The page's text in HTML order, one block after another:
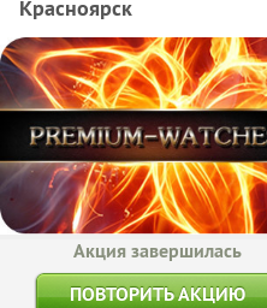
Красноярск
Акция завершилась
ПОВТОРИТЬ АКЦИЮ